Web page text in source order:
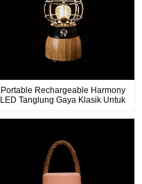
Portable Rechargeable Harmony
LED Tanglung Gaya Klasik Untuk